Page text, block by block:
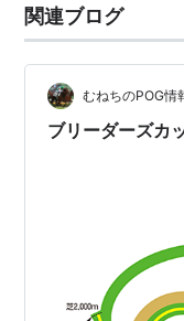
関連ブログ
むねちのPOG情
ブリーダーズカ